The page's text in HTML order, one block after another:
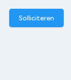
Solliciteren